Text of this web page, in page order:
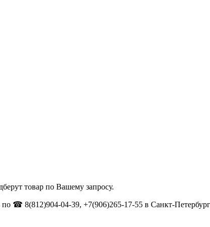
товар по Вашему запросу.
☎ 8(812)904-04-39, +7(906)265-17-55 в Санкт-